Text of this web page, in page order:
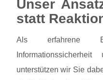
Unser
statt
Als erfahrene
unterstützen wir Sie